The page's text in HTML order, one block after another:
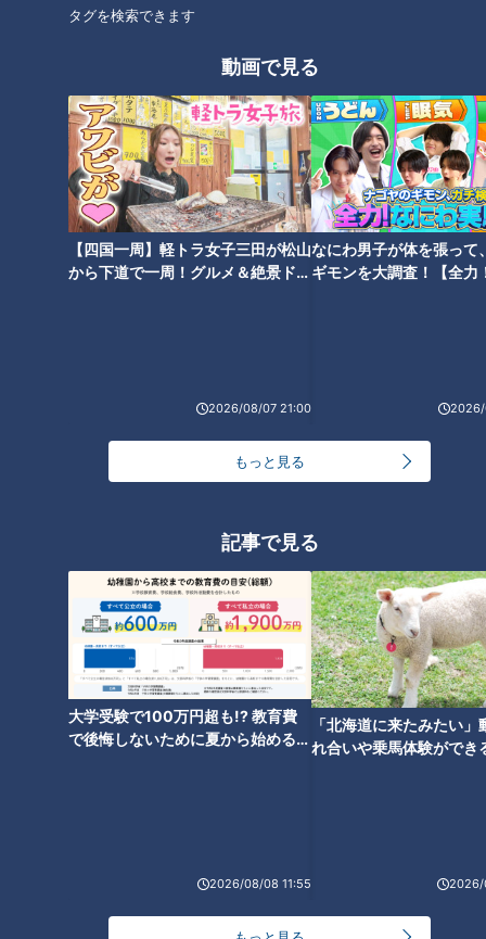
タグを検索できます
動画で見る
【四国一周】軽トラ女子三田が松山
から下道で一周！グルメ＆絶景ドラ
2026/08/07 21:00
なにわ男子が体を張って
ギモンを大調査！【全力
2026/
もっと見る
記事で見る
大学受験で100万円超も!? 教育費
で後悔しないために夏から始めるお
2026/08/08 11:55
「北海道に来たみたい」
れ合いや乗馬体験ができ
2026/
オススメ関連コンテンツ
【前回の放送】後輩カープ栗林
石川昂を意識する？― 高橋周が
「決死のヘッドスライディン
ウンドへ寄り添う、ドラゴンズ
竜の“立浪革命”から目が離せな
い！～愛しのドラゴンズ！2022